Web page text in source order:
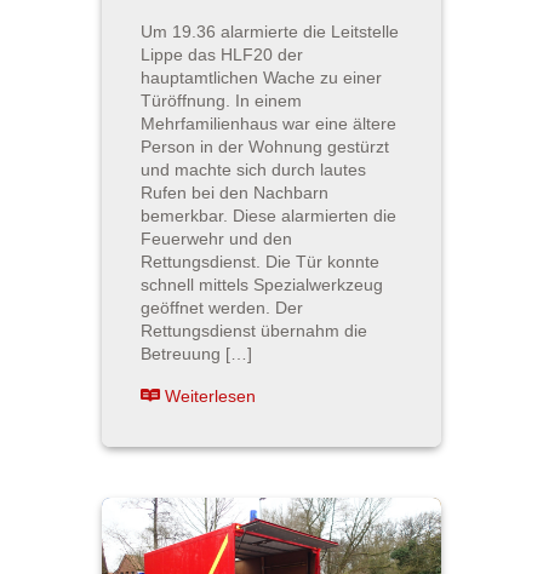
Um 19.36 alarmierte die Leitstelle
Lippe das HLF20 der
hauptamtlichen Wache zu einer
Türöffnung. In einem
Mehrfamilienhaus war eine ältere
Person in der Wohnung gestürzt
und machte sich durch lautes
Rufen bei den Nachbarn
bemerkbar. Diese alarmierten die
Feuerwehr und den
Rettungsdienst. Die Tür konnte
schnell mittels Spezialwerkzeug
geöffnet werden. Der
Rettungsdienst übernahm die
Betreuung […]
Weiterlesen